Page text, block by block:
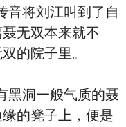
将刘江叫到了自
无双本来就不
的院子里。
洞一般气质的聂
的凳子上，便是